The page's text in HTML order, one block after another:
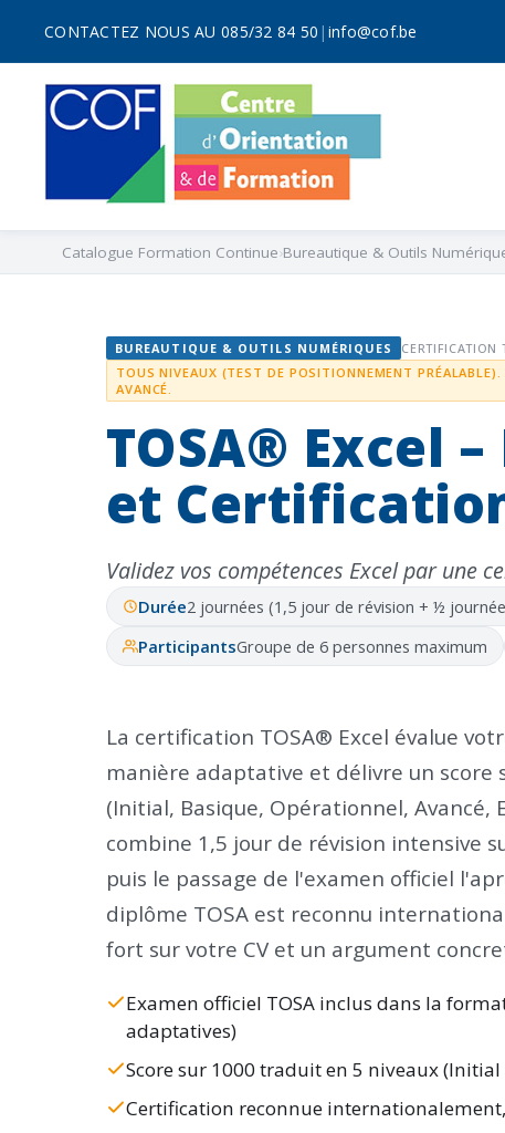
CONTACTEZ NOUS AU 085/32 84 50 | info@cof.be
Catalogue Formation Continue Bureautique & Outils
BUREAUTIQUE & OUTILS NUMÉRIQUES
CERTIFICATION
TOUS NIVEAUX (TEST DE POSITIONNEMENT
AVANCÉ.
TOSA® Excel
et
Validez vos compétences Excel par une
Durée2 journées (1,5 jour de révision + ½
ParticipantsGroupe de 6 personnes maximum
La certification TOSA® Excel évalue
manière adaptative et délivre un score
(Initial, Basique, Opérationnel,
combine 1,5 jour de révision intensive
puis le passage de l'examen officiel
diplôme TOSA est reconnu
fort sur votre CV et un argument
Examen officiel TOSA inclus dans la
adaptatives)
Score sur 1000 traduit en 5 niveaux (Initial
Certification reconnue